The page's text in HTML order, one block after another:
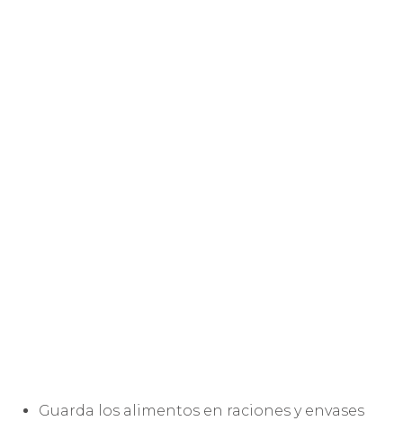
Guarda los alimentos en raciones y envases